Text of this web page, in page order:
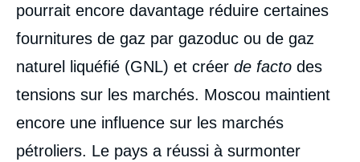
pourrait encore davantage réduire certaines
fournitures de gaz par gazoduc ou de gaz
naturel liquéfié (GNL) et créer de facto des
tensions sur les marchés. Moscou maintient
encore une influence sur les marchés
pétroliers. Le pays a réussi à surmonter